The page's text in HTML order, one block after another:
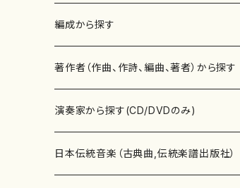
楽譜
書籍
書籍
テキストブック
CD・DVD
チケット
編成から探す
邦楽器
箏・琴（ソロ）
箏・琴（合奏）
合唱
混声合唱
歌・声
著作者（作曲、作詩、編曲、著者）から探す
あ行
青木省三(アオキ ショウゾウ)
か行
演奏家から探す(CD/DVDのみ)
邦楽（箏、三味線、尺八等）演奏家
日本伝統音楽（古典曲,伝統楽譜出版社）